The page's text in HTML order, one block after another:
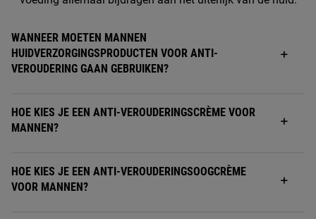
WANNEER MOETEN MANNEN
HUIDVERZORGINGSPRODUCTEN VOOR ANTI-
VEROUDERING GAAN GEBRUIKEN?
HOE KIES JE EEN ANTI-VEROUDERINGSCRÈME VOOR
MANNEN?
HOE KIES JE EEN ANTI-VEROUDERINGSOOGCRÈME
VOOR MANNEN?